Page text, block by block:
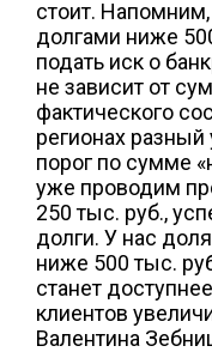
стоит.
долгами ниже
подать иск о
не зависит от
фактического
регионах
порог по сумме
уже проводим
250 тыс. руб.,
долги. У нас
ниже 500 тыс.
станет
клиентов
Валентина